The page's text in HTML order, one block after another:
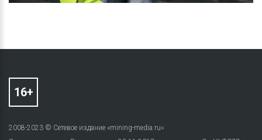
2008-2023 © Сетевое издание «mining-media.ru»